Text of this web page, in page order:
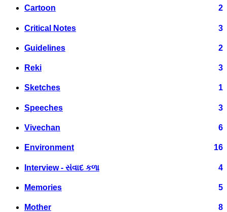
Cartoon 2
Critical Notes 3
Guidelines 2
Reki 3
Sketches 1
Speeches 3
Vivechan 6
Environment 16
Interview - સંવાદ કળા 4
Memories 5
Mother 8